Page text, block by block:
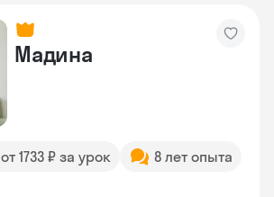
Мадина
от 1733 ₽ за урок
8 лет опыта